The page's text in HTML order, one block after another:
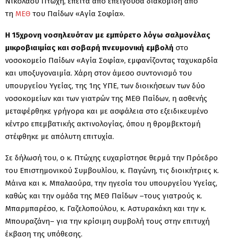
τη ΜΕΘ του Παίδων «Αγία Σοφία».
Η 15χρονη νοσηλευόταν με εμπύρετο λόγω σαλμονέλας
μικροβιαιμίας και σοβαρή πνευμονική εμβολή στο
νοσοκομείο Παίδων «Αγία Σοφία», εμφανίζοντας ταχυκαρδία
και υποξυγοναιμία. Χάρη στον άμεσο συντονισμό του
υπουργείου Υγείας, της 1ης ΥΠΕ, των διοικήσεων των δύο
νοσοκομείων και των γιατρών της ΜΕΘ Παίδων, η ασθενής
μεταφέρθηκε γρήγορα και με ασφάλεια στο εξειδικευμένο
κέντρο επεμβατικής ακτινολογίας, όπου η θρομβεκτομή
στέφθηκε με απόλυτη επιτυχία.
Σε δήλωσή του, ο κ. Πτώχης ευχαρίστησε θερμά την Πρόεδρο
του Επιστημονικού Συμβουλίου, κ. Παγώνη, τις διοικήτριες κ.
Μάινα και κ. Μπαλαούρα, την ηγεσία του υπουργείου Υγείας,
καθώς και την ομάδα της ΜΕΘ Παίδων –τους γιατρούς κ.
Μπαρμπαρέσο, κ. Γαζελοπούλου, κ. Αστυρακάκη και την κ.
Μπουραζάνη– για την κρίσιμη συμβολή τους στην επιτυχή
έκβαση της υπόθεσης.